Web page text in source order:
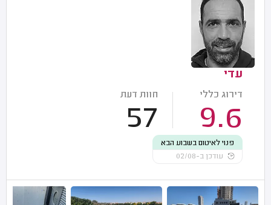
עדי
דירוג כללי
9.6
חוות דעת
57
פנוי לאיטום בשבוע הבא
עודכן ב-02/08